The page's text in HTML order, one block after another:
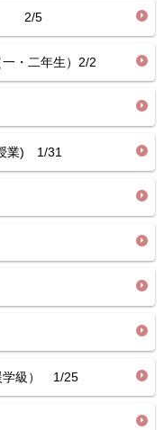
) 2/5
・二年生）2/2
業) 1/31
学級） 1/25